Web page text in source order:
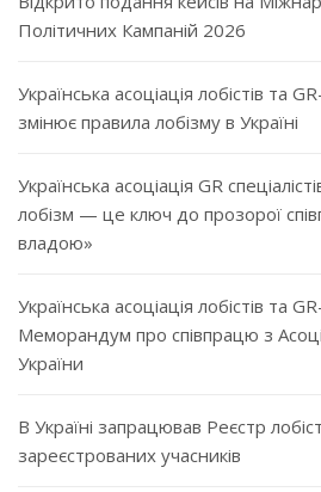
Політичних Кампаній 2026
Українська асоціація лобістів та
змінює правила лобізму в Україні
Українська асоціація GR
лобізм — це ключ до прозорої
владою»
Українська асоціація лобістів та
Меморандум про співпрацю з
України
В Україні запрацював Реєстр
зареєстрованих учасників